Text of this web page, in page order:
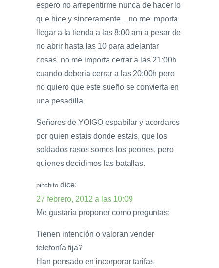
espero no arrepentirme nunca de hacer lo
que hice y sinceramente…no me importa
llegar a la tienda a las 8:00 am a pesar de
no abrir hasta las 10 para adelantar
cosas, no me importa cerrar a las 21:00h
cuando deberia cerrar a las 20:00h pero
no quiero que este sueño se convierta en
una pesadilla.
Señores de YOIGO espabilar y acordaros
por quien estais donde estais, que los
soldados rasos somos los peones, pero
quienes decidimos las batallas.
pinchito dice:
27 febrero, 2012 a las 10:09
Me gustaría proponer como preguntas:
Tienen intención o valoran vender
telefonía fija?
Han pensado en incorporar tarifas